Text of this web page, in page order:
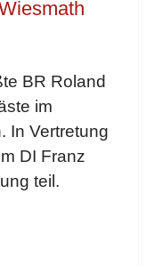
BR Roland
im
In Vertretung
DI Franz
teil.